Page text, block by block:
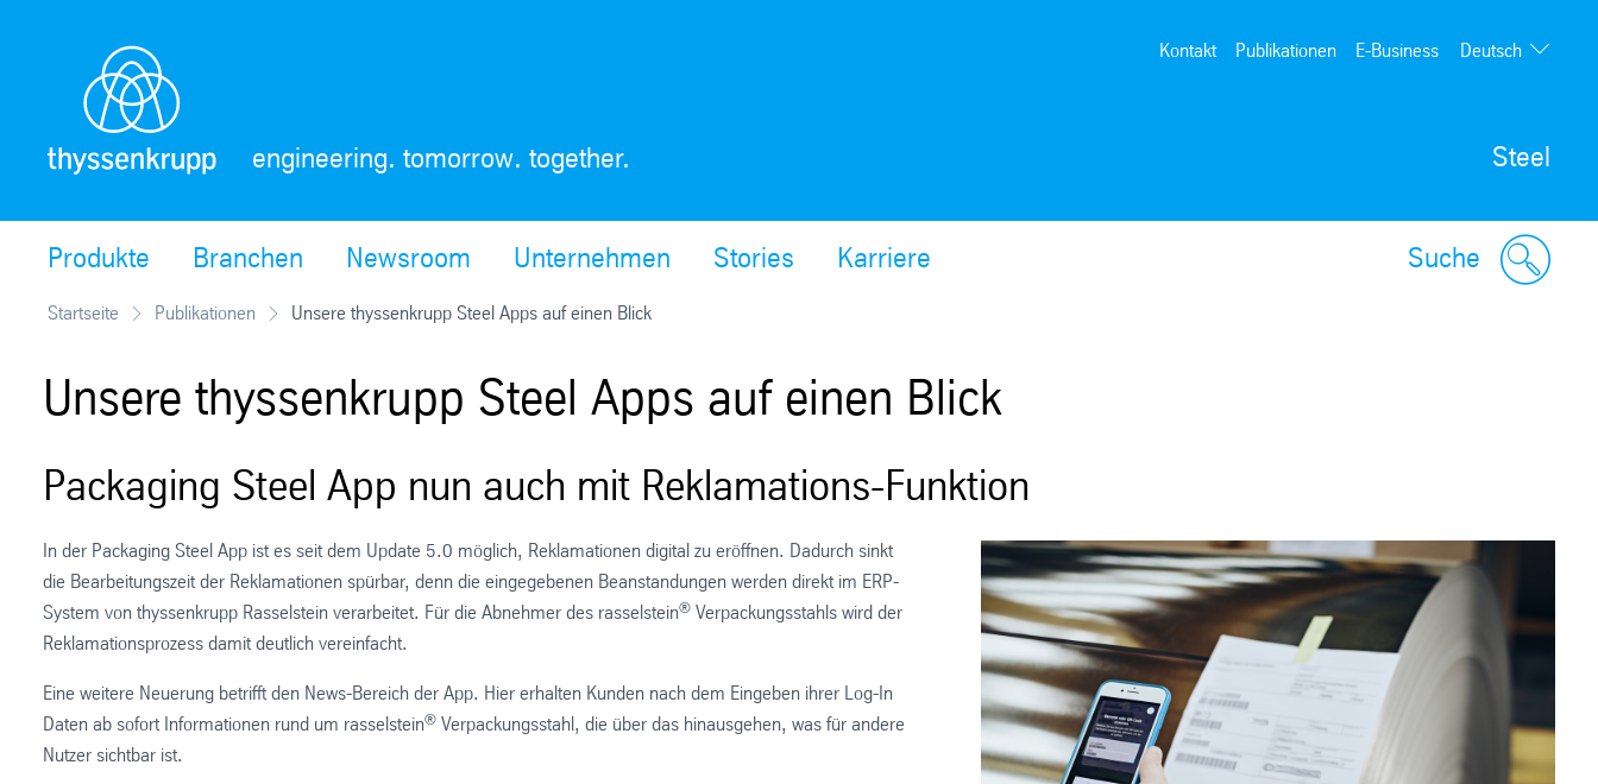
Steel
engineering. tomorrow. together.
Kontakt Publikationen E-Business Deutsch
Suche
Produkte Branchen Newsroom Unternehmen Stories Karriere
Startseite Publikationen Unsere thyssenkrupp Steel Apps auf einen Blick
Unsere thyssenkrupp Steel Apps auf einen Blick
Packaging Steel App nun auch mit Reklamations-Funktion
In der Packaging Steel App ist es seit dem Update 5.0 möglich, Reklamationen digital zu eröffnen. Dadurch sinkt
die Bearbeitungszeit der Reklamationen spürbar, denn die eingegebenen Beanstandungen werden direkt im ERP-
System von thyssenkrupp Rasselstein verarbeitet. Für die Abnehmer des rasselstein® Verpackungsstahls wird der
Reklamationsprozess damit deutlich vereinfacht.
Eine weitere Neuerung betrifft den News-Bereich der App. Hier erhalten Kunden nach dem Eingeben ihrer Log-In
Daten ab sofort Informationen rund um rasselstein® Verpackungsstahl, die über das hinausgehen, was für andere
Nutzer sichtbar ist.